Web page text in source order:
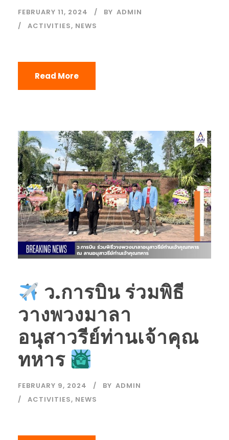
FEBRUARY 11, 2024 BY ADMIN
ACTIVITIES, NEWS
Read More
ว.การบิน ร่วมพิธี
วางพวงมาลา
อนุสาวรีย์ท่านเจ้าคุณ
ทหาร
FEBRUARY 9, 2024 BY ADMIN
ACTIVITIES, NEWS